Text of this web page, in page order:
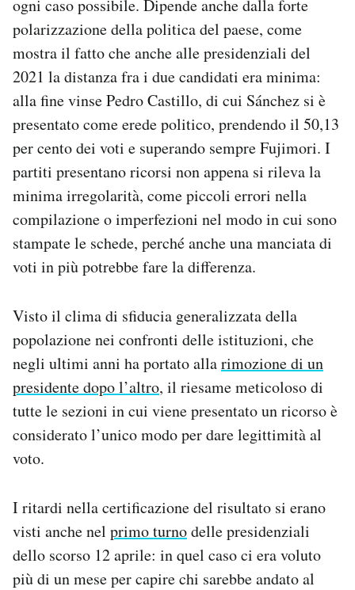
ogni caso possibile. Dipende anche dalla forte
polarizzazione della politica del paese, come
mostra il fatto che anche alle presidenziali del
2021 la distanza fra i due candidati era minima:
alla fine vinse Pedro Castillo, di cui Sánchez si è
presentato come erede politico, prendendo il 50,13
per cento dei voti e superando sempre Fujimori. I
partiti presentano ricorsi non appena si rileva la
minima irregolarità, come piccoli errori nella
compilazione o imperfezioni nel modo in cui sono
stampate le schede, perché anche una manciata di
voti in più potrebbe fare la differenza.
Visto il clima di sfiducia generalizzata della
popolazione nei confronti delle istituzioni, che
negli ultimi anni ha portato allarimozione di un
presidente dopo l’altro, il riesame meticoloso di
tutte le sezioni in cui viene presentato un ricorso è
considerato l’unico modo per dare legittimità al
voto.
I ritardi nella certificazione del risultato si erano
visti anche nel primo turnodelle presidenziali
dello scorso 12 aprile: in quel caso ci era voluto
più di un mese per capire chi sarebbe andato al